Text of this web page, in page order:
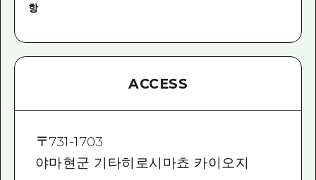
항
ACCESS
〒731-1703
야마현군 기타히로시마쵸 카이오지